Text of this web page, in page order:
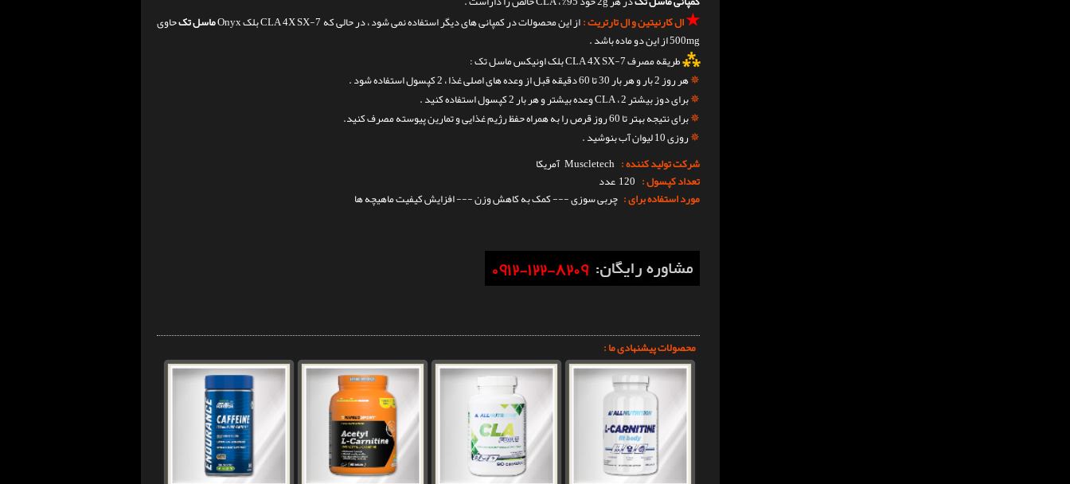
★ال کارنیتین و ال تارتریت :از این محصولات در کمپانی های دیگر استفاده نمی شود ، در حالی که CLA 4X SX-7 بلک Onyx ماسل تکحاوی
500mg از این دو ماده باشد .
⁂طریقه مصرف CLA 4X SX-7 بلک اونیکس ماسل تک :
✵هر روز 2 بار و هر بار 30 تا 60 دقیقه قبل از وعده های اصلی غذا ، 2 کپسول استفاده شود .
✵برای دوز بیشتر CLA ، 2 وعده بیشتر و هر بار 2 کپسول استفاده کنید .
✵برای نتیجه بهتر تا 60 روز قرص را به همراه حفظ رژیم غذایی و تمارین پیوسته مصرف کنید.
✵روزی 10 لیوان آب بنوشید .
شرکت تولید کننده : Muscletech آمریکا
تعداد کپسول : 120 عدد
مورد استفاده برای : چربی سوزی --- کمک به کاهش وزن --- افزایش کیفیت ماهیچه ها
محصولات پیشنهادی ما :